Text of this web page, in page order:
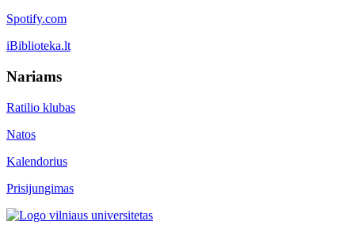
Spotify.com
iBiblioteka.lt
Nariams
Ratilio klubas
Natos
Kalendorius
Prisijungimas